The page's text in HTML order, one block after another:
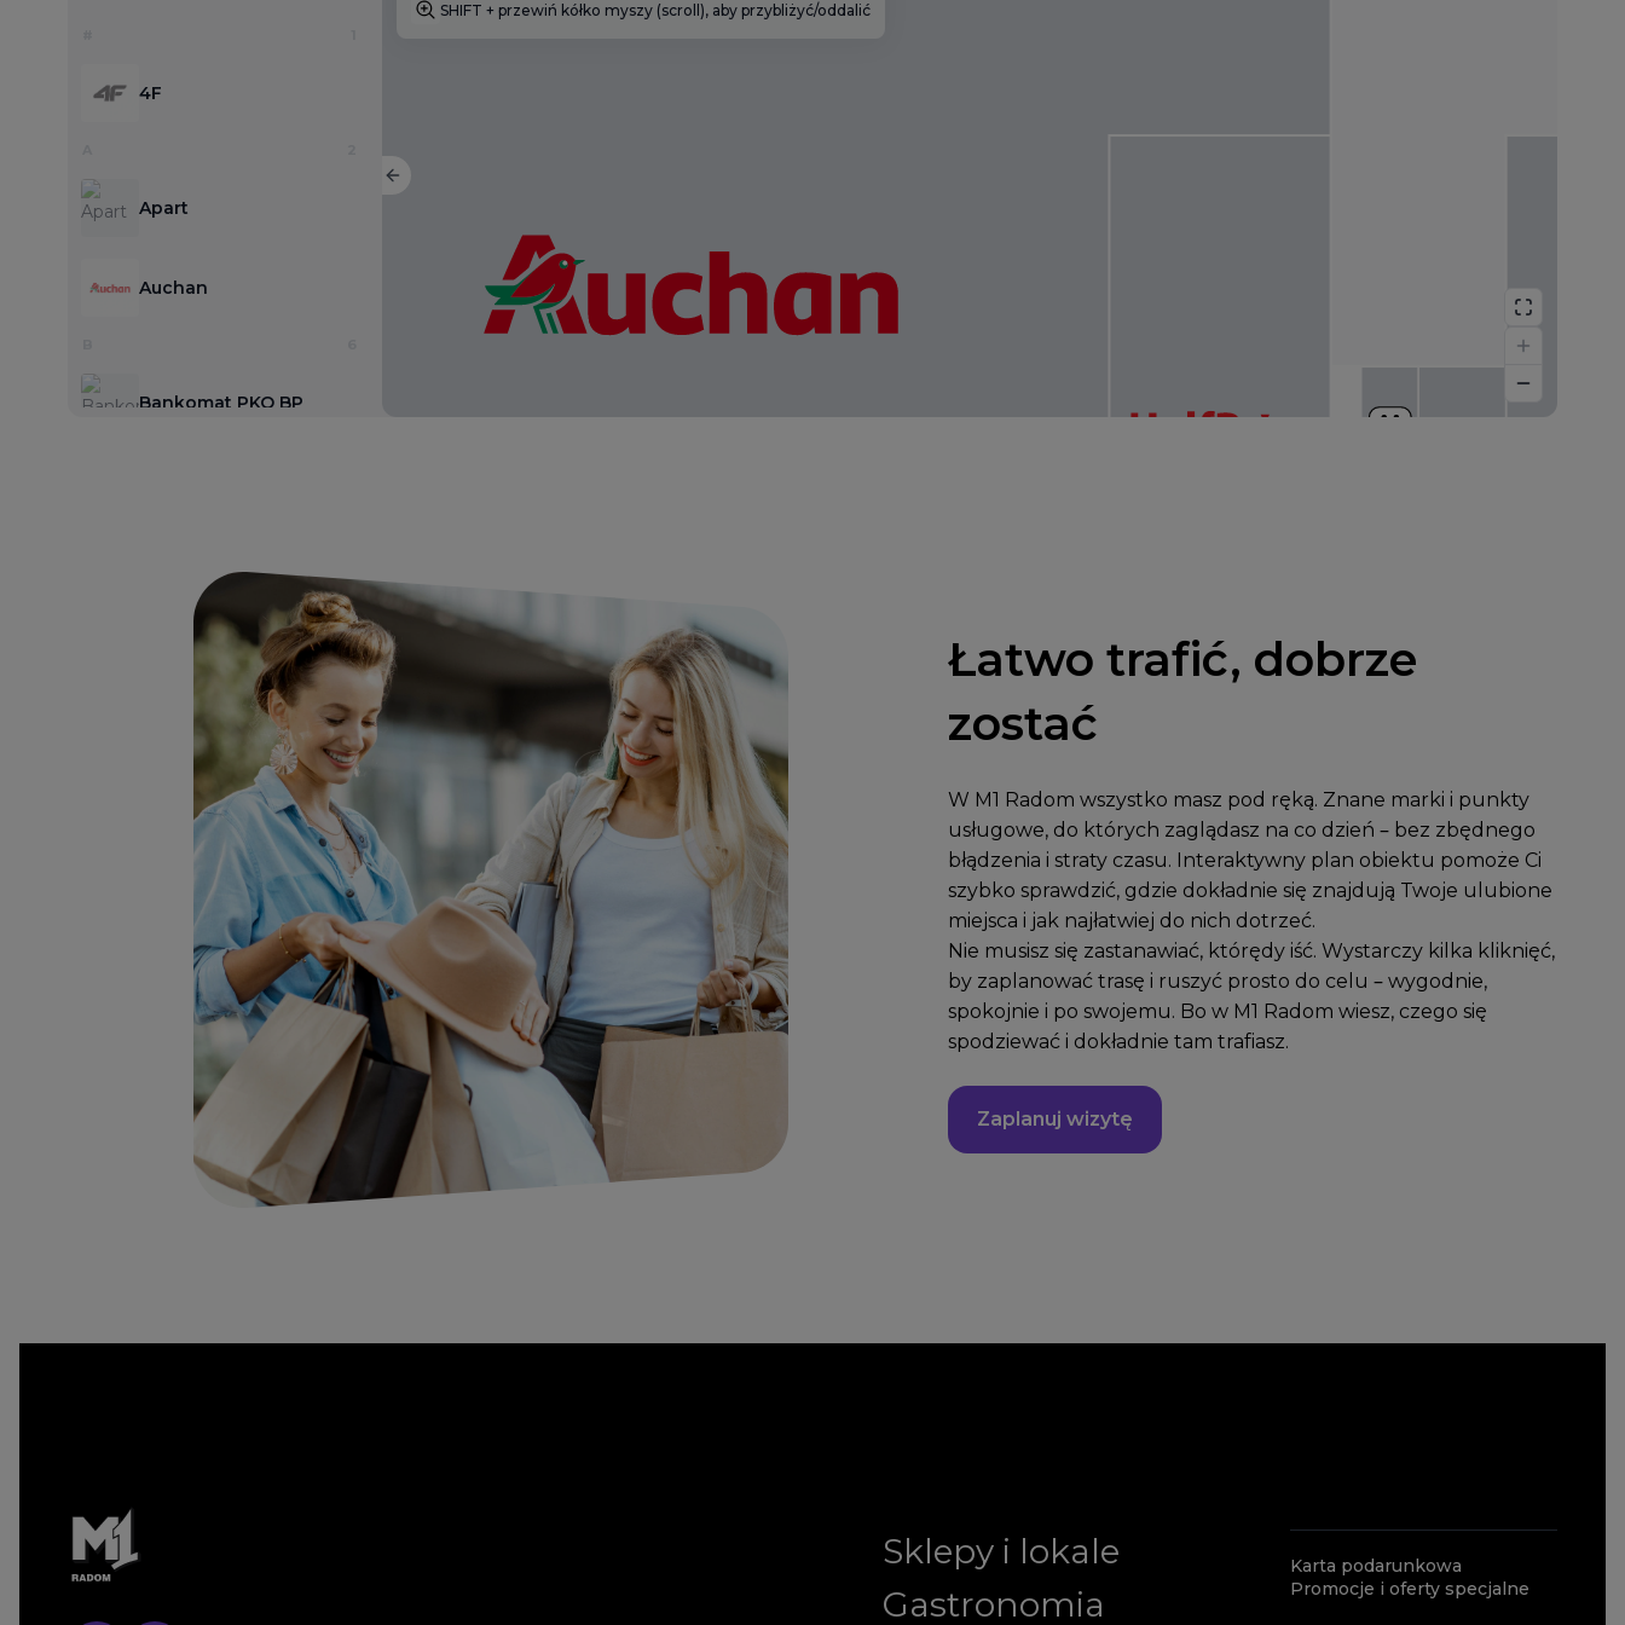
Łatwo trafić, dobrze
zostać
W M1 Radom wszystko masz pod ręką. Znane marki i punkty
usługowe, do których zaglądasz na co dzień – bez zbędnego
błądzenia i straty czasu. Interaktywny plan obiektu pomoże Ci
szybko sprawdzić, gdzie dokładnie się znajdują Twoje ulubione
miejsca i jak najłatwiej do nich dotrzeć.
Nie musisz się zastanawiać, którędy iść. Wystarczy kilka kliknięć,
by zaplanować trasę i ruszyć prosto do celu – wygodnie,
spokojnie i po swojemu. Bo w M1 Radom wiesz, czego się
spodziewać i dokładnie tam trafiasz.
Zaplanuj wizytę
Sklepy i lokale
Gastronomia
Karta podarunkowa
Promocje i oferty specjalne